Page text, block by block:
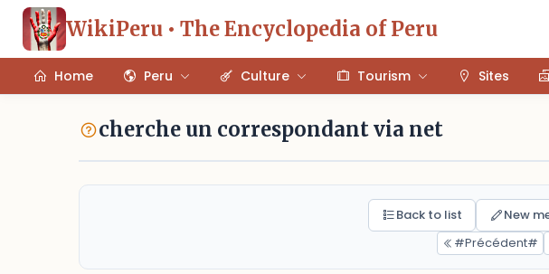
WikiPeru • The Encyclopedia of Peru
Home Peru Culture Tourism Sites
cherche un correspondant via net
Back to list New
#Précédent#